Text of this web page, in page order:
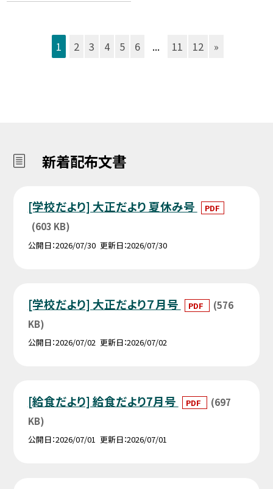
1 2 3 4 5 6 ... 11 12 »
新着配布文書
[学校だより] 大正だより 夏休み号 PDF
(603 KB)
公開日 2026/07/30 更新日 2026/07/30
[学校だより] 大正だより７月号 PDF
(576
KB)
公開日 2026/07/02 更新日 2026/07/02
[給食だより] 給食だより7月号 PDF
(697
KB)
公開日 2026/07/01 更新日 2026/07/01